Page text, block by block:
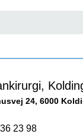
24, 6000
23 98